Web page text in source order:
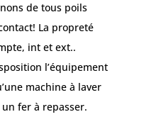
de tous poils
La propreté
int et ext..
l’équipement
machine à laver
fer à repasser.